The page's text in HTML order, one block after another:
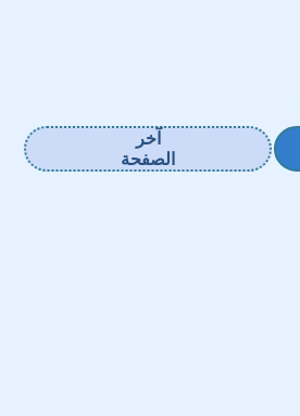
آخر
الصفحة